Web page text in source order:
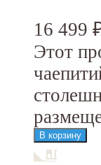
16 499
Этот